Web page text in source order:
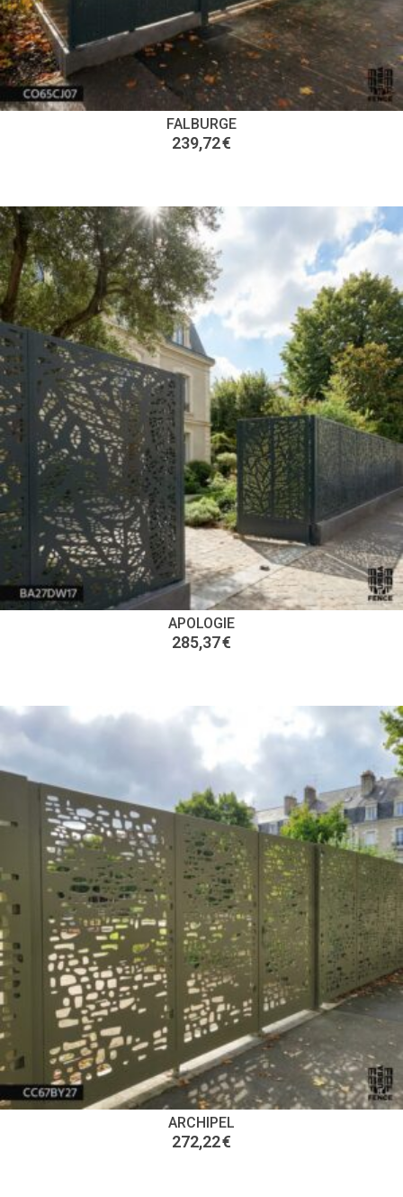
FALBURGE
239,72€
APOLOGIE
285,37€
ARCHIPEL
272,22€